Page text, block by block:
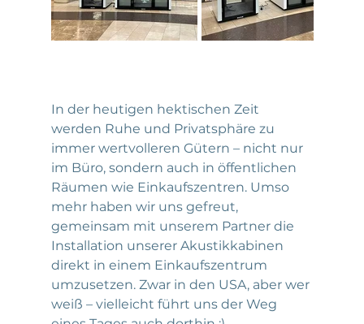
In der heutigen hektischen Zeit
werden Ruhe und Privatsphäre zu
immer wertvolleren Gütern – nicht nur
im Büro, sondern auch in öffentlichen
Räumen wie Einkaufszentren. Umso
mehr haben wir uns gefreut,
gemeinsam mit unserem Partner die
Installation unserer Akustikkabinen
direkt in einem Einkaufszentrum
umzusetzen. Zwar in den USA, aber wer
weiß – vielleicht führt uns der Weg